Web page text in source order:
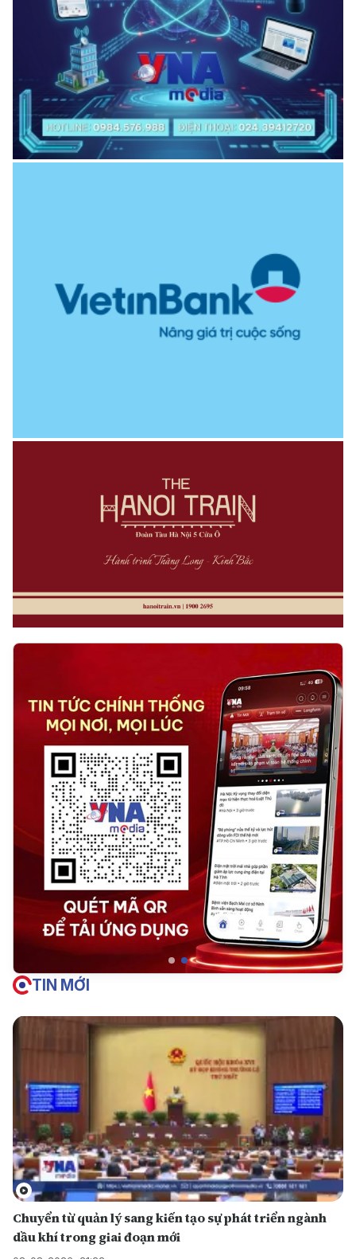
TIN MỚI
Chuyển từ quản lý sang kiến tạo sự phát triển ngành
dầu khí trong giai đoạn mới